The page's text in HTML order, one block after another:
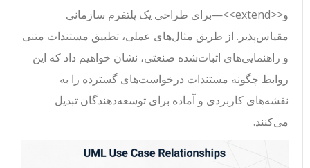
<<extend>>
—برای طراحی یک پلتفرم سازمانی
مقیاس‌پذیر. از طریق مثال‌های عملی، تطبیق مستندات متنی
و راهنمایی‌های اثبات‌شده صنعتی، نشان خواهیم داد که این
روابط چگونه مستندات درخواست‌های گسترده را به
نقشه‌های کاربردی و آماده برای توسعه‌دهندگان تبدیل
می‌کنند.